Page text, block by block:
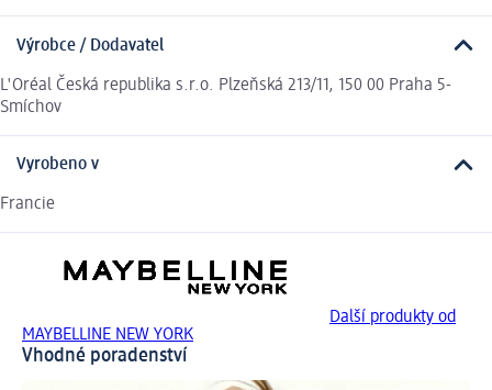
Výrobce / Dodavatel
L'Oréal Česká republika s.r.o. Plzeňská 213/11, 150 00 Praha 5-
Smíchov
Vyrobeno v
Francie
Další produkty od
MAYBELLINE NEW YORK
Vhodné poradenství